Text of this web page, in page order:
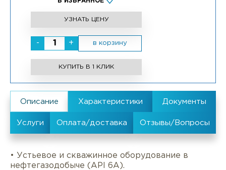
УЗНАТЬ ЦЕНУ
- + в корзину
КУПИТЬ В 1 КЛИК
• Устьевое и скважинное оборудование в
нефтегазодобыче (API 6A).